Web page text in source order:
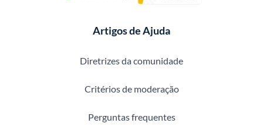
Artigos de Ajuda
Diretrizes da comunidade
Critérios de moderação
Perguntas frequentes